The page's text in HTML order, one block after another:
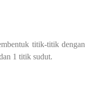
titik-titik dengan
1 titik sudut.